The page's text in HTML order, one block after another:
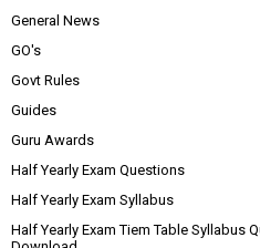
General News
GO's
Govt Rules
Guides
Guru Awards
Half Yearly Exam Questions
Half Yearly Exam Syllabus
Half Yearly Exam Tiem Table Syllabus